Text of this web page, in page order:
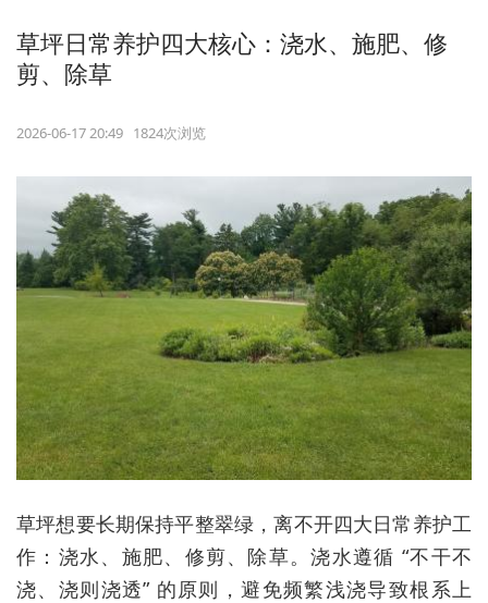
草坪日常养护四大核心：浇水、施肥、修
剪、除草
2026-06-17 20:49 1824次浏览
草坪想要长期保持平整翠绿，离不开四大日常养护工
作：浇水、施肥、修剪、除草。浇水遵循 “不干不
浇、浇则浇透” 的原则，避免频繁浅浇导致根系上